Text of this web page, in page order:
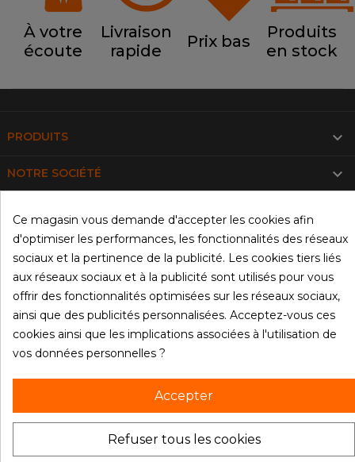
À votre
écoute
Livraison
rapide
Prix bas
Produits
en stock
PRODUITS 
NOTRE SOCIÉTÉ 
INFORMATIONS
© 2026 - Materiel-restau.fr
Ce magasin vous demande d'accepter les cookies afin
d'optimiser les performances, les fonctionnalités des réseaux
sociaux et la pertinence de la publicité. Les cookies tiers liés
aux réseaux sociaux et à la publicité sont utilisés pour vous
offrir des fonctionnalités optimisées sur les réseaux sociaux,
ainsi que des publicités personnalisées. Acceptez-vous ces
cookies ainsi que les implications associées à l'utilisation de
vos données personnelles ?
Accepter
Refuser tous les cookies